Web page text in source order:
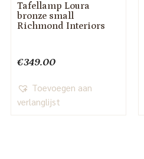
Tafellamp Loura
bronze small
Richmond Interiors
€349.00
Toevoegen aan
verlanglijst